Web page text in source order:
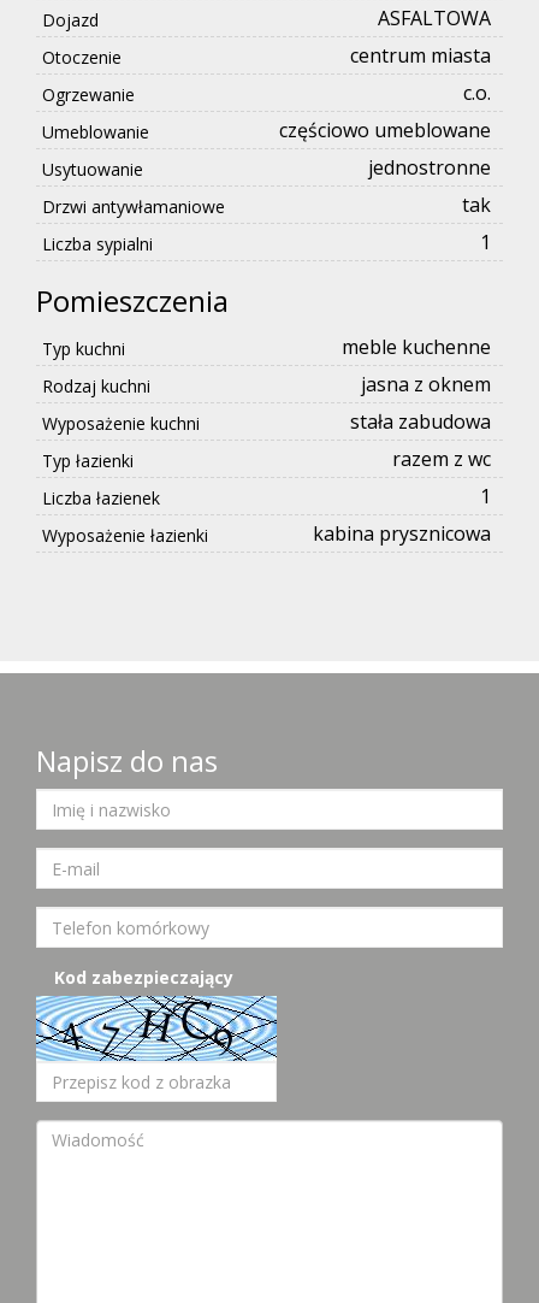
Dojazd ASFALTOWA
Otoczenie centrum miasta
Ogrzewanie c.o.
Umeblowanie częściowo umeblowane
Usytuowanie jednostronne
Drzwi antywłamaniowe tak
Liczba sypialni 1
Pomieszczenia
Typ kuchni meble kuchenne
Rodzaj kuchni jasna z oknem
Wyposażenie kuchni stała zabudowa
Typ łazienki razem z wc
Liczba łazienek 1
Wyposażenie łazienki kabina prysznicowa
Napisz do nas
Kod zabezpieczający